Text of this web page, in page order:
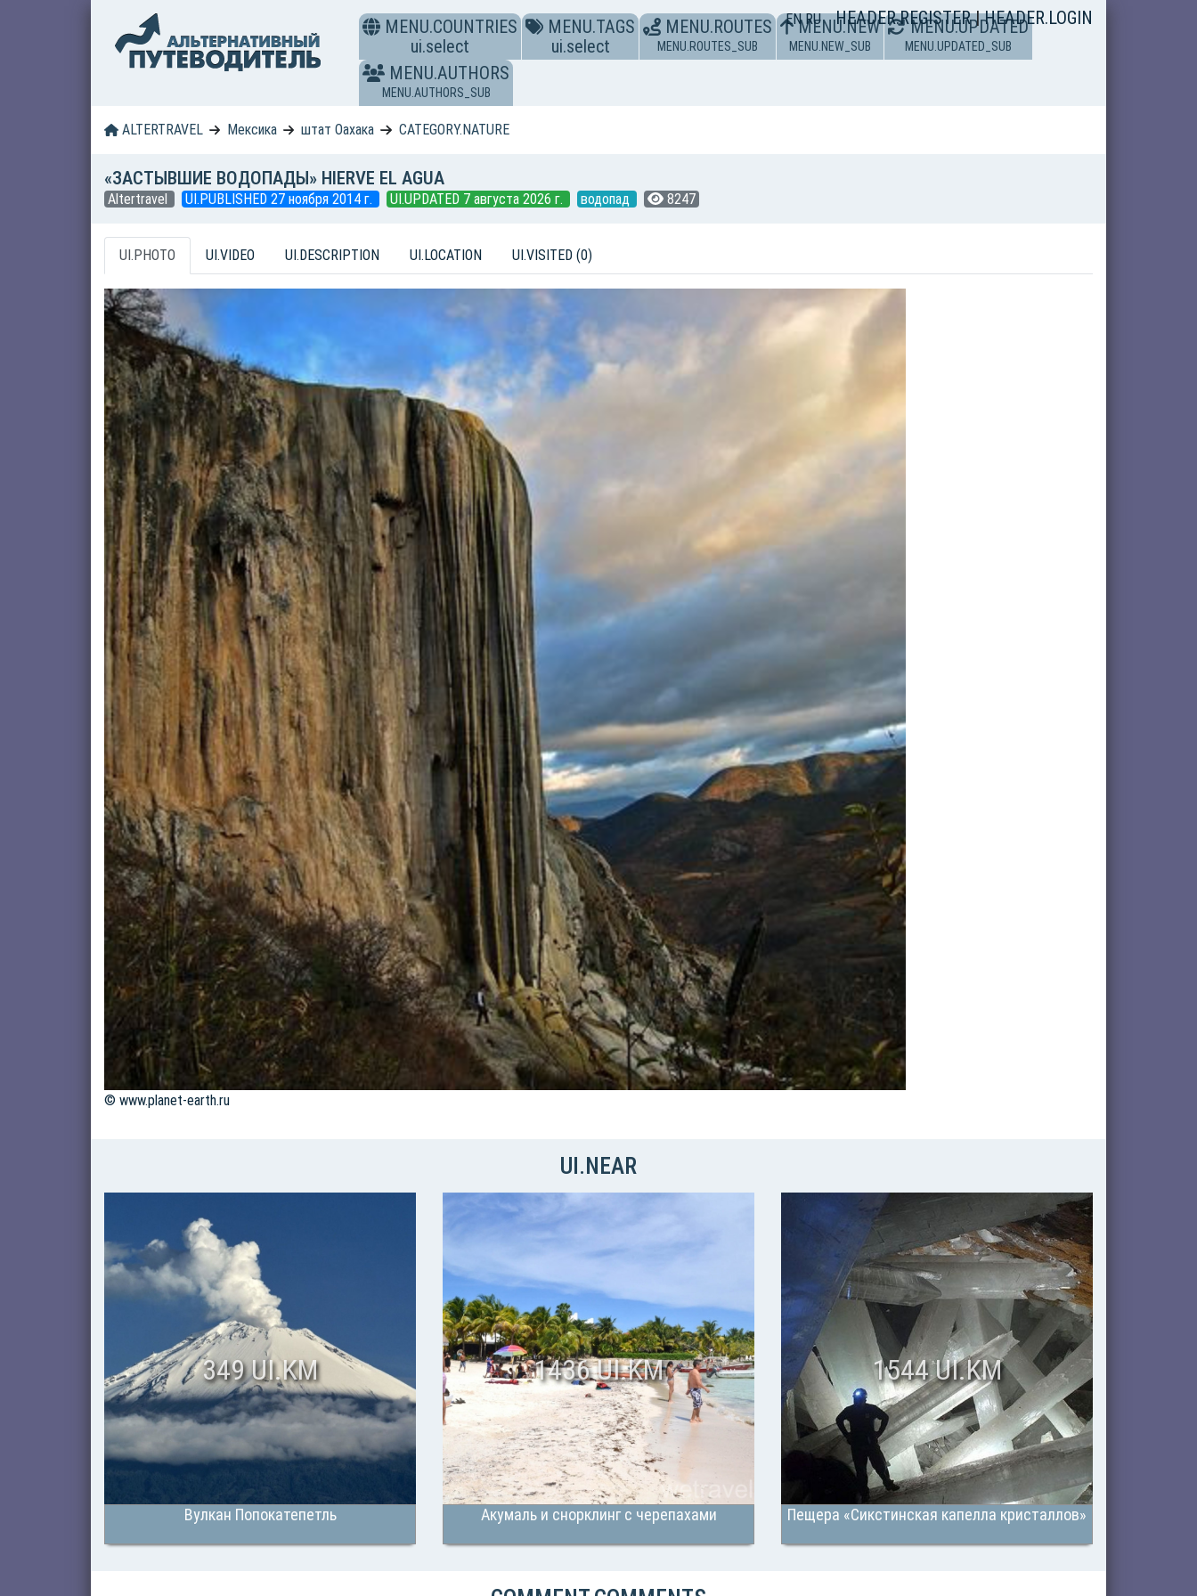
ENRU HEADER.REGISTER|HEADER.LOGIN
MENU.COUNTRIES
ui.select
MENU.TAGS
ui.select
MENU.ROUTES
MENU.ROUTES_SUB
MENU.NEW
MENU.NEW_SUB
MENU.UPDATED
MENU.UPDATED_SUB
MENU.AUTHORS
MENU.AUTHORS_SUB
ALTERTRAVEL Мексика штат Оахака CATEGORY.NATURE
«ЗАСТЫВШИЕ ВОДОПАДЫ» HIERVE EL AGUA
Altertravel UI.PUBLISHED 27 ноября 2014 г. UI.UPDATED 7 августа 2026 г. водопад 8247
UI.PHOTO UI.VIDEO UI.DESCRIPTION UI.LOCATION UI.VISITED (0)
© www.planet-earth.ru
UI.NEAR
Вулкан Попокатепетль
349 UI.KM
Акумаль и снорклинг с черепахами
1436 UI.KM
Пещера «Сикстинская капелла кристаллов»
1544 UI.KM